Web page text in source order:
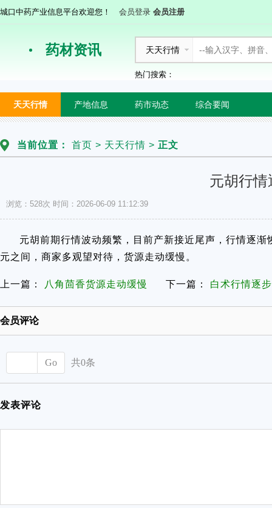
城口中药产业信息平台欢迎您！ 会员登录 会员注册
药材资讯 天天行情
热门搜索：
天天行情 产地信息 药市动态 综合要闻
当前位置： 首页 > 天天行情 > 正文
元胡行
浏览：528次 时间：2026-06-09 11:12:39
元胡前期行情波动频繁，目前产新接近尾声，行情逐
元之间，商家多观望对待，货源走动缓慢。
上一篇： 八角茴香货源走动缓慢 下一篇： 白术行情逐
会员评论
Go 共0条
发表评论